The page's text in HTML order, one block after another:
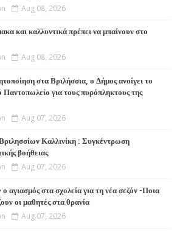
Aug 08, 2026
και καλλυντικά πρέπει να μπαίνουν στο
Aug 08, 2026
στα Βριλήσσια, ο Δήμος ανοίγει το
Παντοπωλείο για τους πυρόπληκτους της
Aug 07, 2026
Καλλινίκη : Συγκέντρωση
βοήθειας
Aug 07, 2026
αγιασμός στα σχολεία για τη νέα σεζόν -Ποια
οι μαθητές στα θρανία
Aug 07, 2026